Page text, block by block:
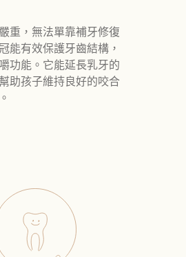
重，無法單靠補牙修復
能有效保護牙齒結構，
功能。它能延長乳牙的
助孩子維持良好的咬合